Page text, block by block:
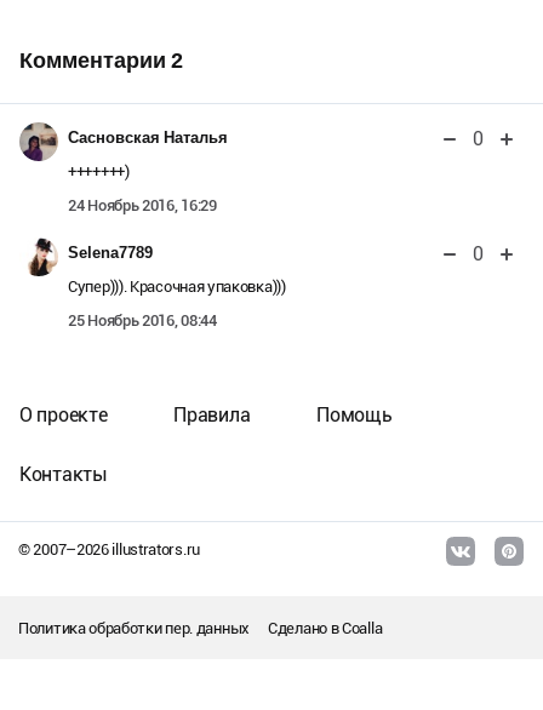
Комментарии 2
Сасновская Наталья 0
+++++++)
24 Ноябрь 2016, 16:29
Selena7789 0
Супер))). Красочная упаковка)))
25 Ноябрь 2016, 08:44
© 2007–2026illustrators.ru
О проекте Правила Помощь
Контакты
Политика обработки пер. данных Сделано вCoalla